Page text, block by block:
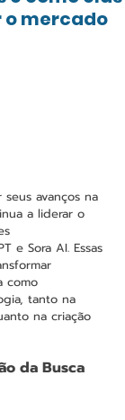
mercado
avanços na
a liderar o
e Sora AI. Essas
como
tanto na
na criação
da Busca